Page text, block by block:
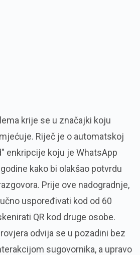
krije se u značajki koju
Riječ je o automatskoj
enkripcije koju je WhatsApp
kako bi olakšao potvrdu
Prije ove nadogradnje,
uspoređivati kod od 60
QR kod druge osobe.
odvija se u pozadini bez
sugovornika, a upravo